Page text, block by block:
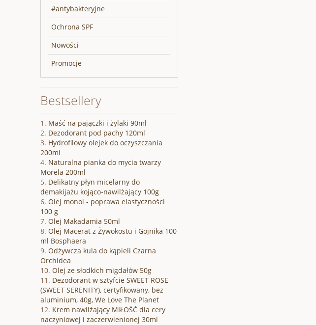
#antybakteryjne
Ochrona SPF
Nowości
Promocje
Bestsellery
Maść na pajączki i żylaki 90ml
Dezodorant pod pachy 120ml
Hydrofilowy olejek do oczyszczania
200ml
Naturalna pianka do mycia twarzy
Morela 200ml
Delikatny płyn micelarny do
demakijażu kojąco-nawilżający 100g
Olej monoi - poprawa elastyczności
100 g
Olej Makadamia 50ml
Olej Macerat z Żywokostu i Gojnika 100
ml Bosphaera
Odżywcza kula do kąpieli Czarna
Orchidea
Olej ze słodkich migdałów 50g
Dezodorant w sztyfcie SWEET ROSE
(SWEET SERENITY), certyfikowany, bez
aluminium, 40g, We Love The Planet
Krem nawilżający MIŁOŚĆ dla cery
naczyniowej i zaczerwienionej 30ml